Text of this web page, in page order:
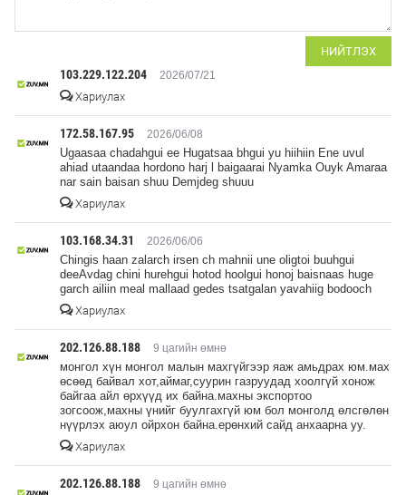
НИЙТЛЭХ
103.229.122.204 2026/07/21
Хариулах
172.58.167.95 2026/06/08
Ugaasaa chadahgui ee Hugatsaa bhgui yu hiihiin Ene uvul
ahiad utaandaa hordono harj l baigaarai Nyamka Ouyk Amaraa
nar sain baisan shuu Demjdeg shuuu
Хариулах
103.168.34.31 2026/06/06
Chingis haan zalarch irsen ch mahnii une oligtoi buuhgui
deeAvdag chini hurehgui hotod hoolgui honoj baisnaas huge
garch ailiin meal mallaad gedes tsatgalan yavahiig bodooch
Хариулах
202.126.88.188 9 цагийн өмнө
монгол хүн монгол малын махгүйгээр яаж амьдрах юм.мах
өсөөд байвал хот,аймаг,суурин газруудад хоолгүй хонож
байгаа айл өрхүүд их байна.махны экспортоо
зогсоож,махны үнийг буулгахгүй юм бол монголд өлсгөлөн
нүүрлэх аюул ойрхон байна.ерөнхий сайд анхаарна уу.
Хариулах
202.126.88.188 9 цагийн өмнө